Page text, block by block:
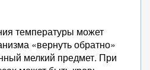
температуры может
«вернуть обратно»
мелкий предмет. При